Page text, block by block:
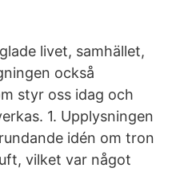
livet, samhället,
också
styr oss idag och
1. Upplysningen
idén om tron
vilket var något